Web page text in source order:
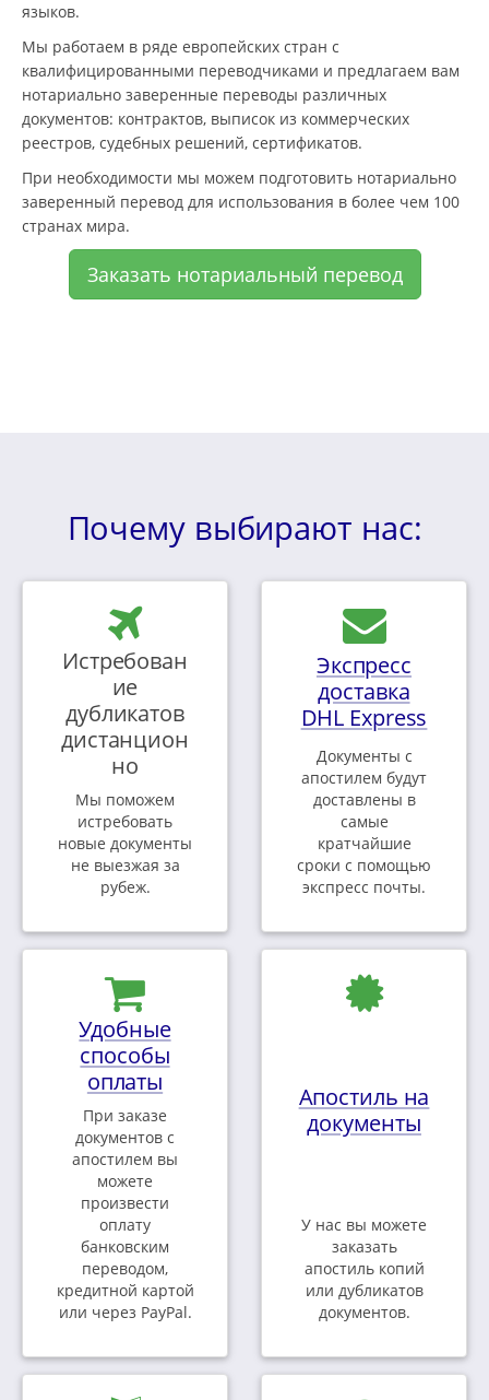
языков.
Мы работаем в ряде европейских стран с
квалифицированными переводчиками и предлагаем вам
нотариально заверенные переводы различных
документов: контрактов, выписок из коммерческих
реестров, судебных решений, сертификатов.
При необходимости мы можем подготовить нотариально
заверенный перевод для использования в более чем 100
странах мира.
Заказать нотариальный перевод
Почему выбирают нас:
Истребован
ие
дубликатов
дистанцион
но
Мы поможем
истребовать
новые документы
не выезжая за
рубеж.
Экспресс
доставка
DHL Express
Документы с
апостилем будут
доставлены в
самые
кратчайшие
сроки с помощью
экспресс почты.
Удобные
способы
оплаты
При заказе
документов с
апостилем вы
можете
произвести
оплату
банковским
переводом,
кредитной картой
или через PayPal.
Апостиль на
документы
У нас вы можете
заказать
апостиль копий
или дубликатов
документов.